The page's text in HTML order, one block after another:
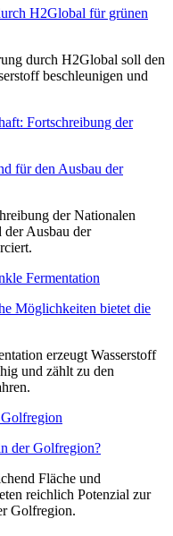
H2Global für grünen
durch H2Global soll den
beschleunigen und
für den Ausbau der
der Nationalen
Ausbau der
Möglichkeiten bietet die
erzeugt Wasserstoff
und zählt zu den
der Golfregion?
Fläche und
reichlich Potenzial zur
Golfregion.